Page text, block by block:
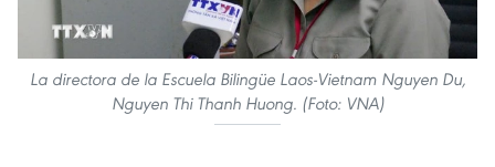
La directora de la Escuela Bilingüe Laos-Vietnam Nguyen Du,
Nguyen Thi Thanh Huong. (Foto: VNA)